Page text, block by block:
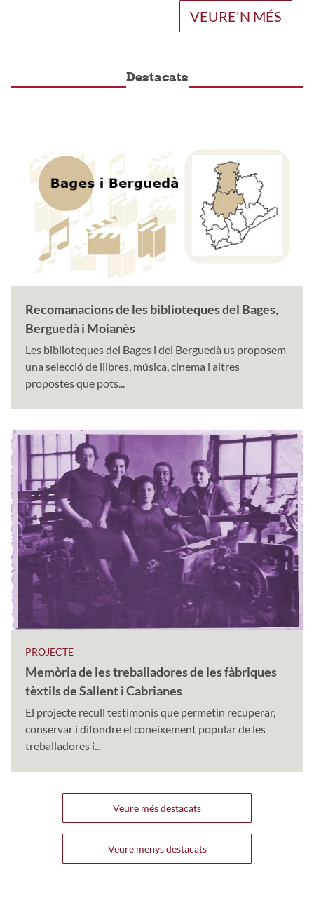
VEURE'N MÉS
Destacats
Recomanacions de les biblioteques del Bages,
Berguedà i Moianès
Les biblioteques del Bages i del Berguedà us proposem
una selecció de llibres, música, cinema i altres
propostes que pots...
PROJECTE
Memòria de les treballadores de les fàbriques
tèxtils de Sallent i Cabrianes
El projecte recull testimonis que permetin recuperar,
conservar i difondre el coneixement popular de les
treballadores i...
Veure més destacats
Veure menys destacats